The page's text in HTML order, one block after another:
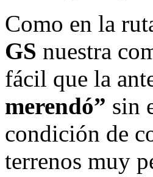
Como en la
GS nuestra
fácil que la
merendó” sin
condición de
terrenos muy